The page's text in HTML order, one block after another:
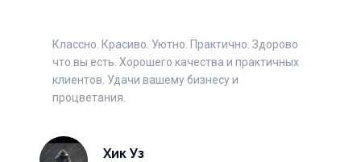
Классно. Красиво. Уютно. Практично. Здорово
что вы есть. Хорошего качества и практичных
клиентов. Удачи вашему бизнесу и
процветания.
Хик Уз